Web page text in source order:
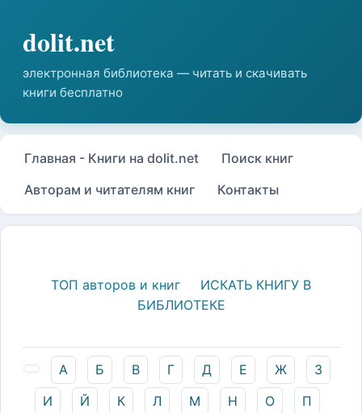
Главная - Книги на dolit.net
Поиск книг
Авторам и читателям книг
Контакты
ТОП авторов и книг
ИСКАТЬ КНИГУ В
БИБЛИОТЕКЕ
А Б В Г Д Е Ж
З
И
Й К Л М Н О
П